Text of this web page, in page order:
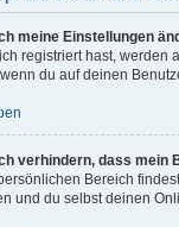
meine Einstellungen
registriert hast, werden
du auf deinen
verhindern, dass mein
Bereich
und du selbst deinen